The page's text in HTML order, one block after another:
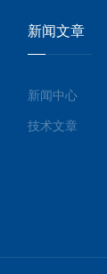
新闻文章
新闻中心
技术文章